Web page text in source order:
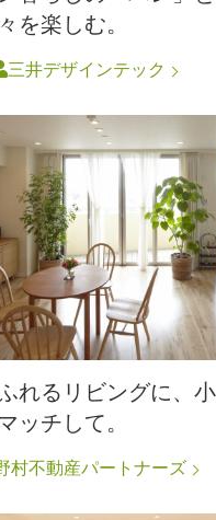
を楽しむ。
三井デザインテック
れるリビングに、
ッチして。
村不動産パートナーズ